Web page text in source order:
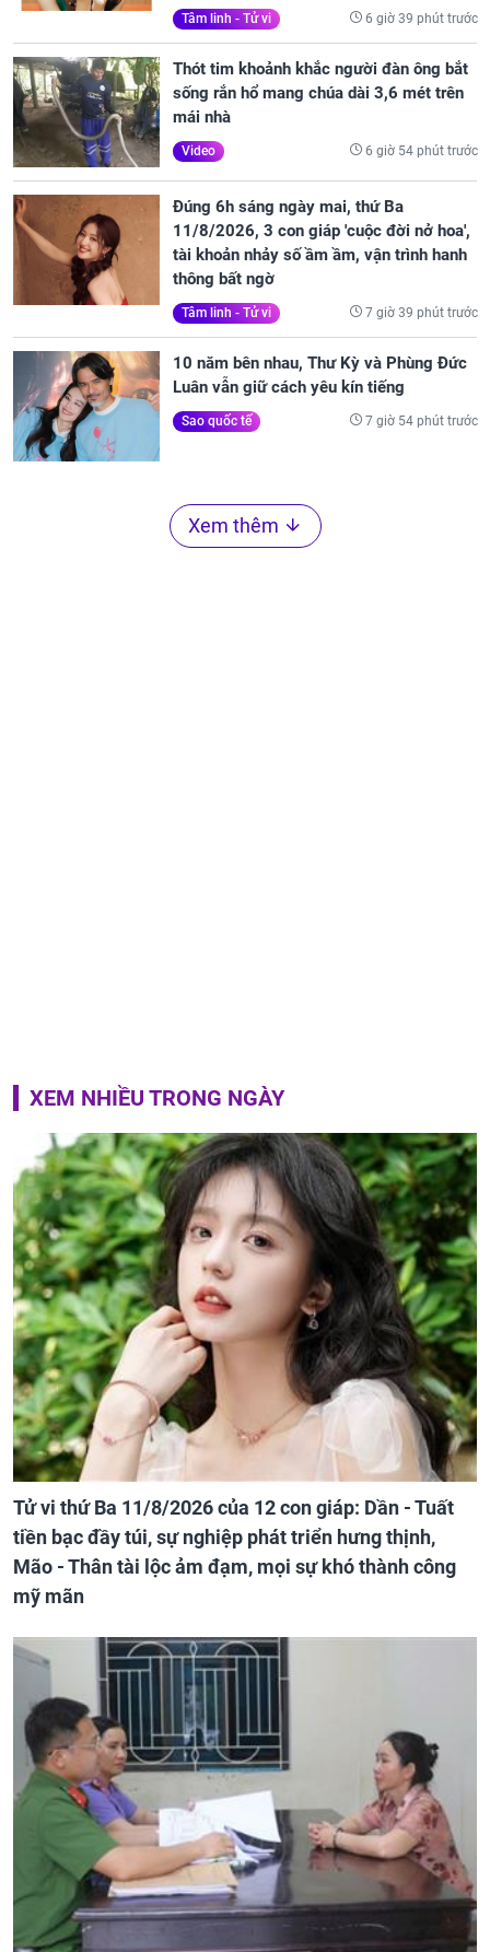
Tâm linh - Tử vi 6 giờ 39 phút trước
Thót tim khoảnh khắc người đàn ông bắt
sống rắn hổ mang chúa dài 3,6 mét trên
mái nhà
Video 6 giờ 54 phút trước
Đúng 6h sáng ngày mai, thứ Ba
11/8/2026, 3 con giáp 'cuộc đời nở hoa',
tài khoản nhảy số ầm ầm, vận trình hanh
thông bất ngờ
Tâm linh - Tử vi 7 giờ 39 phút trước
10 năm bên nhau, Thư Kỳ và Phùng Đức
Luân vẫn giữ cách yêu kín tiếng
Sao quốc tế 7 giờ 54 phút trước
Xem thêm
XEM NHIỀU TRONG NGÀY
Tử vi thứ Ba 11/8/2026 của 12 con giáp: Dần - Tuất
tiền bạc đầy túi, sự nghiệp phát triển hưng thịnh,
Mão - Thân tài lộc ảm đạm, mọi sự khó thành công
mỹ mãn